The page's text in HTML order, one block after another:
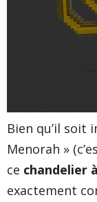
Bien qu’il soit
Menorah »
ce chandelier
exactement